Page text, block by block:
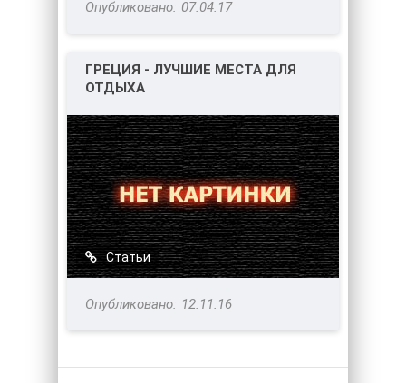
07.04.17
ГРЕЦИЯ - ЛУЧШИЕ МЕСТА ДЛЯ
ОТДЫХА
Статьи
12.11.16